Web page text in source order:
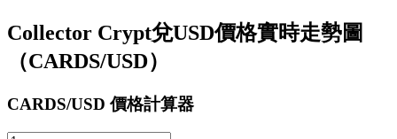
Collector Crypt兌USD價格實時走勢圖
（CARDS/USD）
CARDS/USD 價格計算器